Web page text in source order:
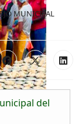
MUNICIPAL
del